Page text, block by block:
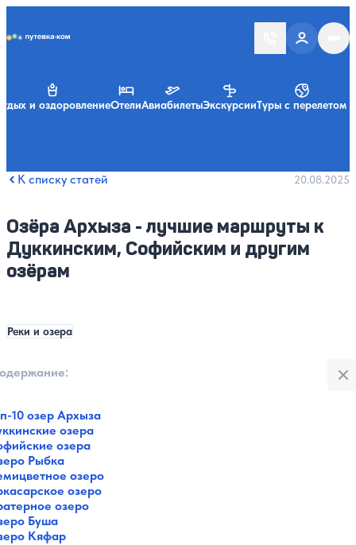
и оздоровлениеОтелиАвиабилетыЭкскурсииТуры с перелетом
Озёра Архыза - лучшие маршруты к
Дуккинским, Софийским и другим
озёрам
К списку статей 20.08.2025
Реки и озера
Все категории
Музеи
Галереи
Парки
Театры
Площади
Пляжи
Мосты
10 озер Архыза
озера
озера
Рыбка
озеро
озеро
озеро
Буша
Кяфар